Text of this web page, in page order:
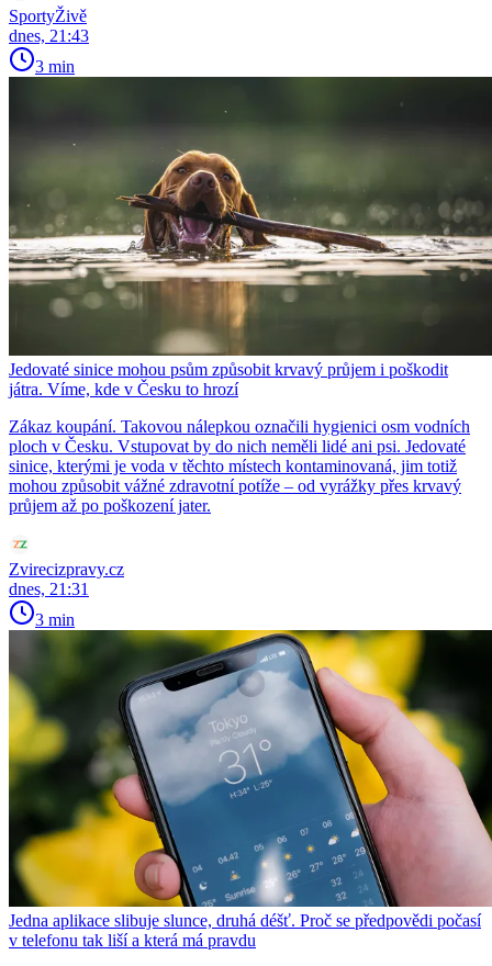
SportyŽivě
dnes, 21:43
3 min
Jedovaté sinice mohou psům způsobit krvavý průjem i poškodit
játra. Víme, kde v Česku to hrozí
Zákaz koupání. Takovou nálepkou označili hygienici osm vodních
ploch v Česku. Vstupovat by do nich neměli lidé ani psi. Jedovaté
sinice, kterými je voda v těchto místech kontaminovaná, jim totiž
mohou způsobit vážné zdravotní potíže – od vyrážky přes krvavý
průjem až po poškození jater.
Zvirecizpravy.cz
dnes, 21:31
3 min
Jedna aplikace slibuje slunce, druhá déšť. Proč se předpovědi počasí
v telefonu tak liší a která má pravdu